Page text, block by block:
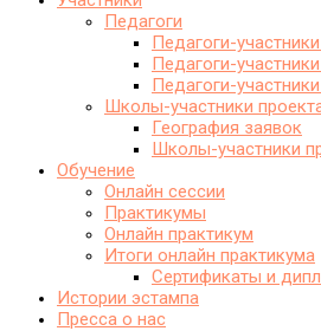
Педагоги
Педагоги-
Педагоги-
Педагоги-
Школы-участники
География заявок
Школы-участники
Обучение
Онлайн сессии
Практикумы
Онлайн практикум
Итоги онлайн практикума
Сертификаты и
Истории эстампа
Пресса о нас